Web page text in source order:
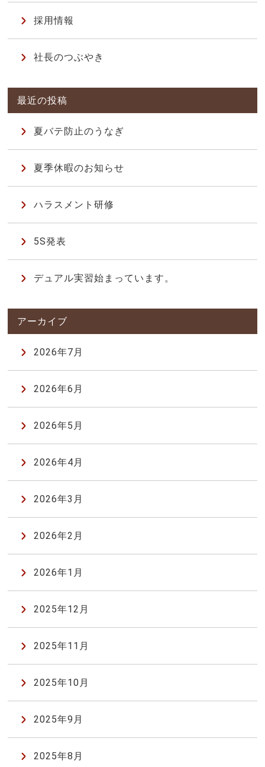
採用情報
社長のつぶやき
夏バテ防止のうなぎ
夏季休暇のお知らせ
ハラスメント研修
5S発表
デュアル実習始まっています。
2026年7月
2026年6月
2026年5月
2026年4月
2026年3月
2026年2月
2026年1月
2025年12月
2025年11月
2025年10月
2025年9月
2025年8月